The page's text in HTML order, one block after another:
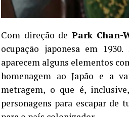
Com direção de Park Chan-
ocupação japonesa em
aparecem alguns elementos
homenagem ao Japão e a
metragem, o que é,
personagens para escapar de